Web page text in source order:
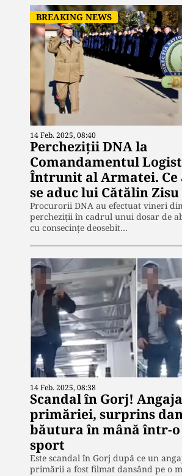
BREAKING NEWS
14 Feb. 2025, 08:40
Percheziții DNA la
Comandamentul
Întrunit al Armatei. Ce
se aduc lui Cătălin Zisu
Procurorii DNA au efectuat vineri
percheziții în cadrul unui dosar de
cu consecințe deosebit…
14 Feb. 2025, 08:38
Scandal în Gorj!
primăriei, surprins
băutura în mână într-o
sport
Este scandal în Gorj după ce un
primării a fost filmat dansând pe o